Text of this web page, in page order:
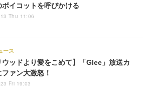
ボイコットを呼びかける
Thu 11:06
ウッドより愛をこめて】「Glee」放送カ
ファン大激怒！
ース
Fri 19:03